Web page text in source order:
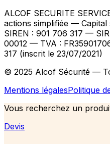
ALCOF SECURITE
actions simplifiée —
SIREN : 901 706 317 —
00012 — TVA :
317 (inscrit le 23/07/2021)
© 2025 Alcof Sécurité —
Mentions légalesPolitique
Vous recherchez un
Devis